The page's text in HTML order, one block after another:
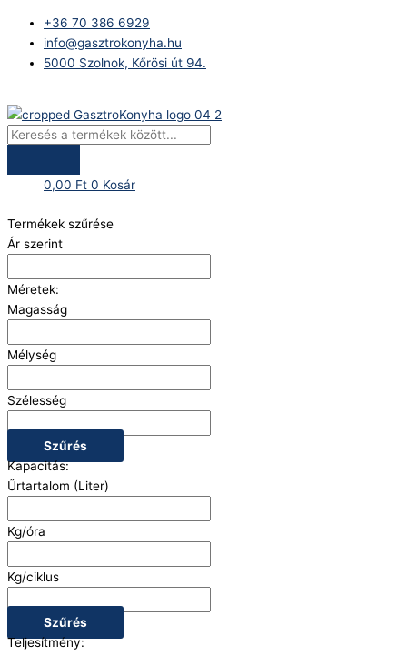
content
+36 70 386 6929
info@gasztrokonyha.hu
5000 Szolnok, Kőrösi út 94.
search
0,00 Ft 0 Kosár
Termékek szűrése
Ár szerint
Méretek:
Magasság
Mélység
Szélesség
Szűrés
Kapacitás:
Űrtartalom (Liter)
Kg/óra
Kg/ciklus
Szűrés
Teljesítmény: